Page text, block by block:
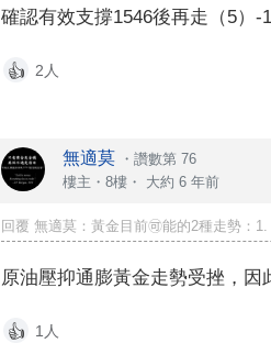
確認有效支撐1546後再走（5）-
👍 2人
無適莫 ・讚數第 76
樓主 ・8樓・ 大約 6 年前
回覆 無適莫：黃金目前🉑️能的2種走勢：
原油壓抑通膨黃金走勢受挫，因
👍 1人